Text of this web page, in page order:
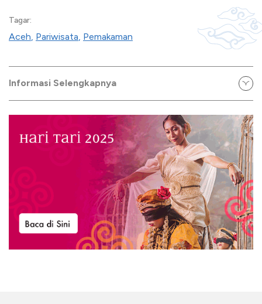
Tagar:
Aceh Pariwisata Pemakaman
Informasi Selengkapnya